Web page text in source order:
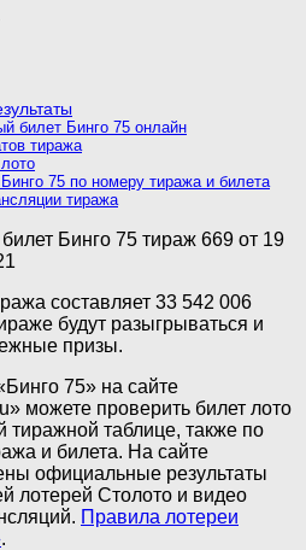
билет Бинго 75 онлайн
тиража
75 по номеру тиража и билета
тиража
Бинго 75 тираж 669 от 19
составляет 33 542 006
будут разыгрываться и
призы.
75» на сайте
можете проверить билет лото
тиражной таблице, также по
и билета. На сайте
официальные результаты
лотерей Столото и видео
Правила лотереи
.